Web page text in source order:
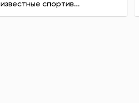
известные спортив...